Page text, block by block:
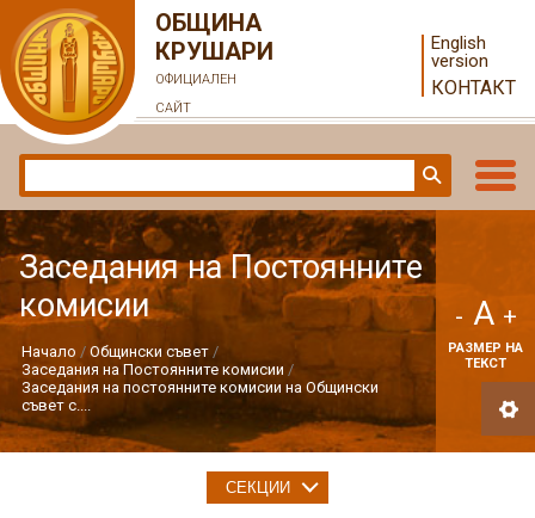
ОБЩИНА
КРУШАРИ
ОФИЦИАЛЕН
САЙТ
English
version
КОНТАКТ
Заседания на Постоянните
комисии
Начало
Общински съвет
Заседания на Постоянните комисии
Заседания на постоянните комисии на Общински
съвет с....
- A +
РАЗМЕР НА
ТЕКСТ
СЕКЦИИ